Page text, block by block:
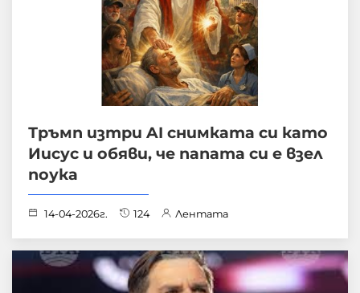
Тръмп изтри AI снимката си като
Иисус и обяви, че папата си е взел
поука
14-04-2026г. 124 Лентата